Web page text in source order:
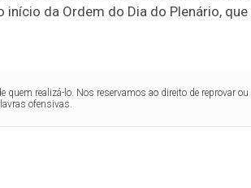
da Ordem do Dia do Plenário,
quem realizá-lo. Nos reservamos ao direito de reprovar
ofensivas.